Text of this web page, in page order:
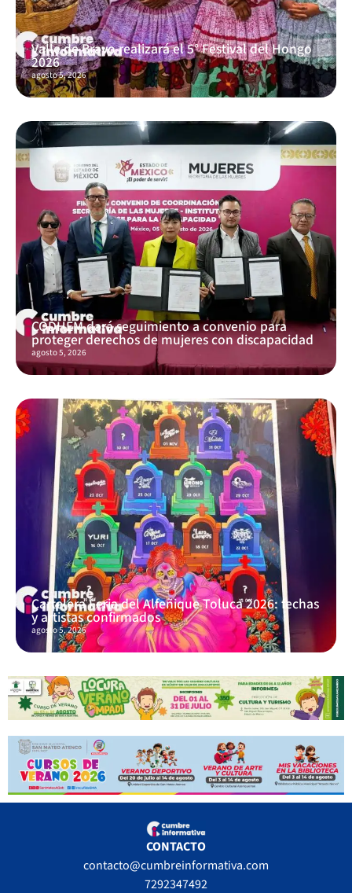
Valle de Bravo realizará el 5° Festival del Hongo
2026
agosto 5, 2026
CODHEM dará seguimiento a convenio para
proteger derechos de mujeres con discapacidad
agosto 5, 2026
Cartelera Feria del Alfeñique Toluca 2026: fechas
y artistas confirmados
agosto 5, 2026
CONTACTO
contacto@cumbreinformativa.com
7292347492